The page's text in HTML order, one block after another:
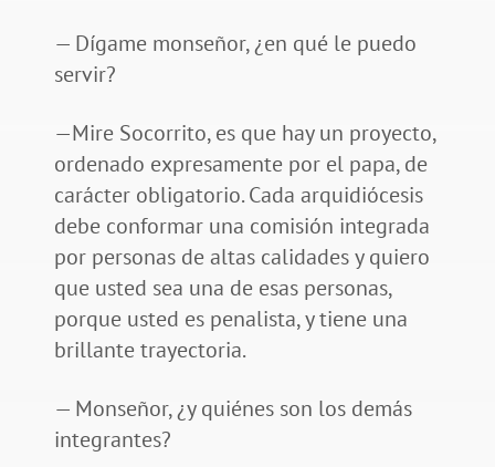
— Dígame monseñor, ¿en qué le puedo
servir?
—Mire Socorrito, es que hay un proyecto,
ordenado expresamente por el papa, de
carácter obligatorio. Cada arquidiócesis
debe conformar una comisión integrada
por personas de altas calidades y quiero
que usted sea una de esas personas,
porque usted es penalista, y tiene una
brillante trayectoria.
— Monseñor, ¿y quiénes son los demás
integrantes?